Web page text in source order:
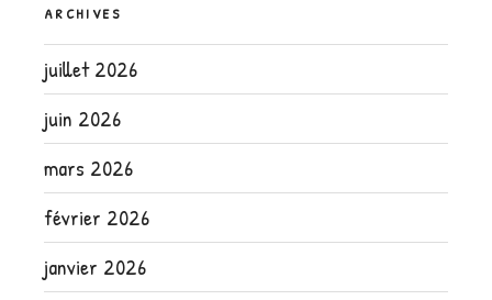
ARCHIVES
juillet 2026
juin 2026
mars 2026
février 2026
janvier 2026